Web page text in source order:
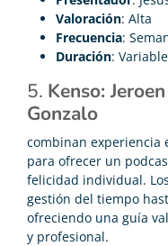
Valoración: Alta
Frecuencia:
Duración: Variable
5. Kenso:
Gonzalo
combinan experiencia
para ofrecer un
felicidad individual.
gestión del tiempo
ofreciendo una guía
y profesional.